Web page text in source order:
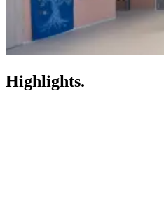
Highlights.